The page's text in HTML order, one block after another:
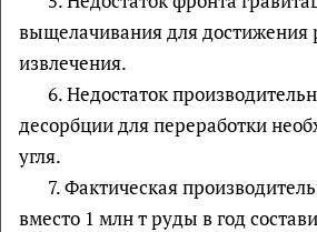
выщелачивания для достижения
извлечения.
6. Недостаток
десорбции для переработки
угля.
7. Фактическая
вместо 1 млн т руды в год